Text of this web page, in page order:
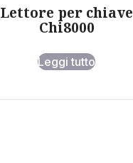
Lettore per chiave
Chi8000
Leggi tutto